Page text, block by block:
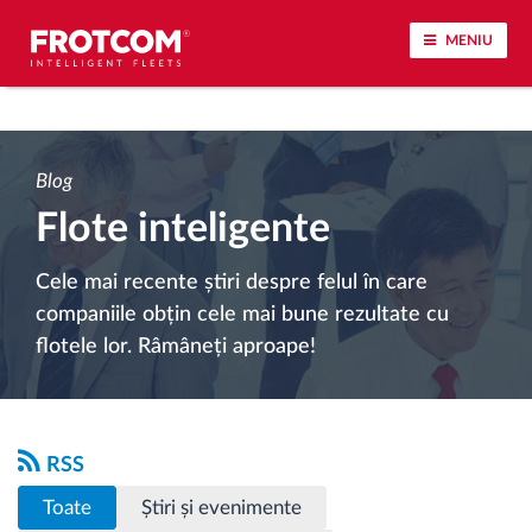
MENIU
Urmărirea vehiculului și monitorizarea senzorilor
Analiza stilului de condus
Monitorizarea timpilor de conducere
Workforce management
Descărcare tahograf remote
Controlul accesului
Managementul combustibilului
Blog
Flote inteligente
Cele mai recente știri despre felul în care
companiile obțin cele mai bune rezultate cu
flotele lor. Râmâneți aproape!
RSS
Toate Știri și evenimente